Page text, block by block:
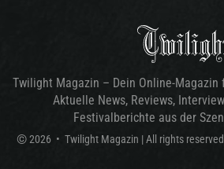
Twilight Magazin – Dein Online-Magazin
Aktuelle News, Reviews,
Festivalberichte aus der
© 2026 • Twilight Magazin | All rights reserved